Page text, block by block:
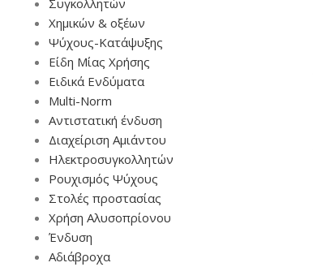
Συγκολλητών
Χημικών & οξέων
Ψύχους-Κατάψυξης
Είδη Μίας Χρήσης
Ειδικά Ενδύματα
Multi-Norm
Αντιστατική ένδυση
Διαχείριση Αμιάντου
Ηλεκτροσυγκολλητών
Ρουχισμός Ψύχους
Στολές προστασίας
Χρήση Αλυσοπρίονου
Ένδυση
Αδιάβροχα